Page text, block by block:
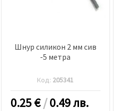
Шнур силикон 2 мм сив
-5 метра
Код: 205341
0.25€/0.49 лв.